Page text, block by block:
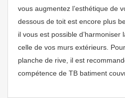
vous augmentez l’esthétique de
dessous de toit est encore plus
il vous est possible d’harmoniser
celle de vos murs extérieurs.
planche de rive, il est
compétence de TB batiment